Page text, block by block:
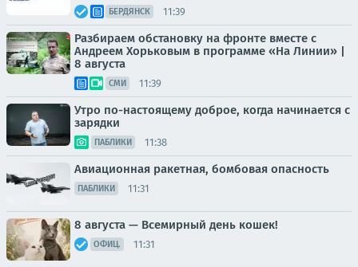
БЕРДЯНСК 11:39
Разбираем обстановку на фронте вместе с
Андреем Хорьковым в программе «На Линии» |
8 августа
СМИ 11:39
Утро по-настоящему доброе, когда начинается с
зарядки
ПАБЛИКИ 11:38
Авиационная ракетная, бомбовая опасность
ПАБЛИКИ 11:31
8 августа — Всемирный день кошек!
ОФИЦ. 11:31